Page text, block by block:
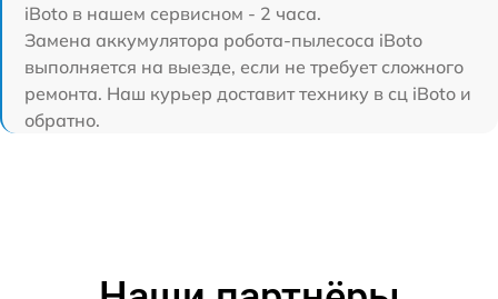
iBoto в нашем сервисном - 2 часа.
Замена аккумулятора робота-пылесоса iBoto
выполняется на выезде, если не требует сложного
ремонта. Наш курьер доставит технику в сц iBoto и
обратно.